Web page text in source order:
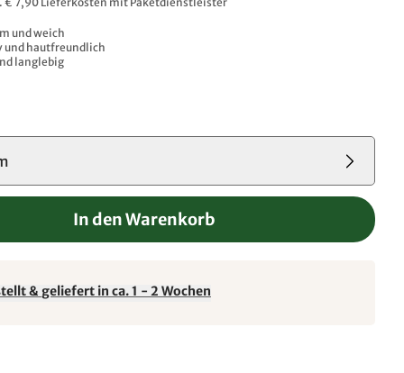
und weich
und hautfreundlich
langlebig
In den Warenkorb
& geliefert in ca. 1 - 2 Wochen